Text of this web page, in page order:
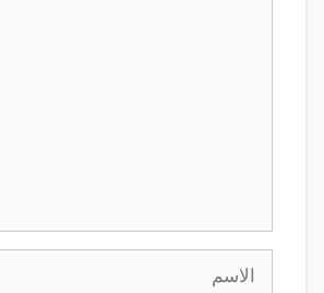
الاسم